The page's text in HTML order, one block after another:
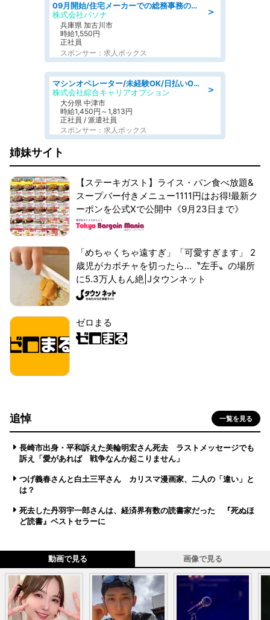
＞
09月開始/住宅メーカーでの総務事務のお仕事/駅近/車通勤可/一般事務/人事労務
株式会社パソナ
兵庫県 加古川市
時給1,550円
正社員
スポンサー：求人ボックス
＞
マシンオペレーター/未経験OK/日払いOK/寮費無料/交替制/20・30・40代活躍中
株式会社綜合キャリアオプション
大分県 中津市
時給1,450円～1,813円
正社員 / 派遣社員
スポンサー：求人ボックス
姉妹サイト
【ステーキガスト】ライス・パン食べ放題&
スープバー付きメニュー1111円はお得!最新ク
ーポンを公式Xで公開中《9月23日まで》
「めちゃくちゃ遠すぎ」「可愛すぎます」 2
歳児がカボチャを切ったら...〝左手〟の場所
に5.3万人もん絶|Jタウンネット
ゼロまる
追悼 一覧を見る
長崎市出身・平和訴えた美輪明宏さん死去 ラストメッセージでも
訴え「愛があれば 戦争なんか起こりません」
つげ義春さんと白土三平さん カリスマ漫画家、二人の「違い」と
は？
死去した丹羽宇一郎さんは、経済界有数の読書家だった 『死ぬほ
ど読書』ベストセラーに
動画で見る 画像で見る